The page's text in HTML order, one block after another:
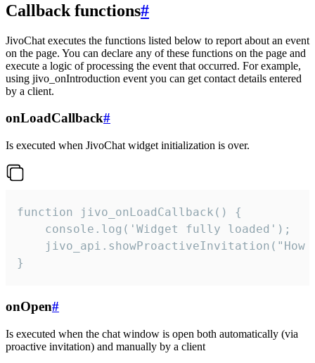
Callback functions#
JivoChat executes the functions listed below to report about an event
on the page. You can declare any of these functions on the page and
execute a logic of processing the event that occurred. For example,
using jivo_onIntroduction event you can get contact details entered
by a client.
onLoadCallback#
Is executed when JivoChat widget initialization is over.
function jivo_onLoadCallback() {
    console.log('Widget fully loaded');
jivo_api.showProactiveInvitation("How
}
onOpen#
Is executed when the chat window is open both automatically (via
proactive invitation) and manually by a client